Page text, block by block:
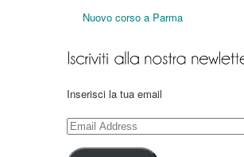
Nuovo corso a Parma
Inserisci la tua email
Email
Address